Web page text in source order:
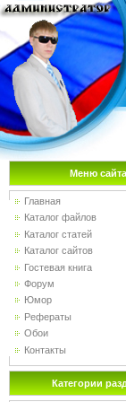
Меню сайта
Главная
Каталог файлов
Каталог статей
Каталог сайтов
Гостевая книга
Форум
Юмор
Рефераты
Обои
Контакты
Категории